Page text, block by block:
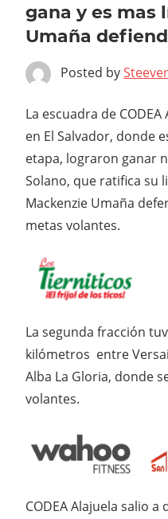
gana y es mas
Umaña
Posted by
La escuadra de
en El Salvador, donde
etapa, lograron ganar
Solano, que ratifica su
Mackenzie Umaña
metas volantes.
La segunda fracción
kilómetros entre
Alba La Gloria, donde
volantes.
CODEA Alajuela salio